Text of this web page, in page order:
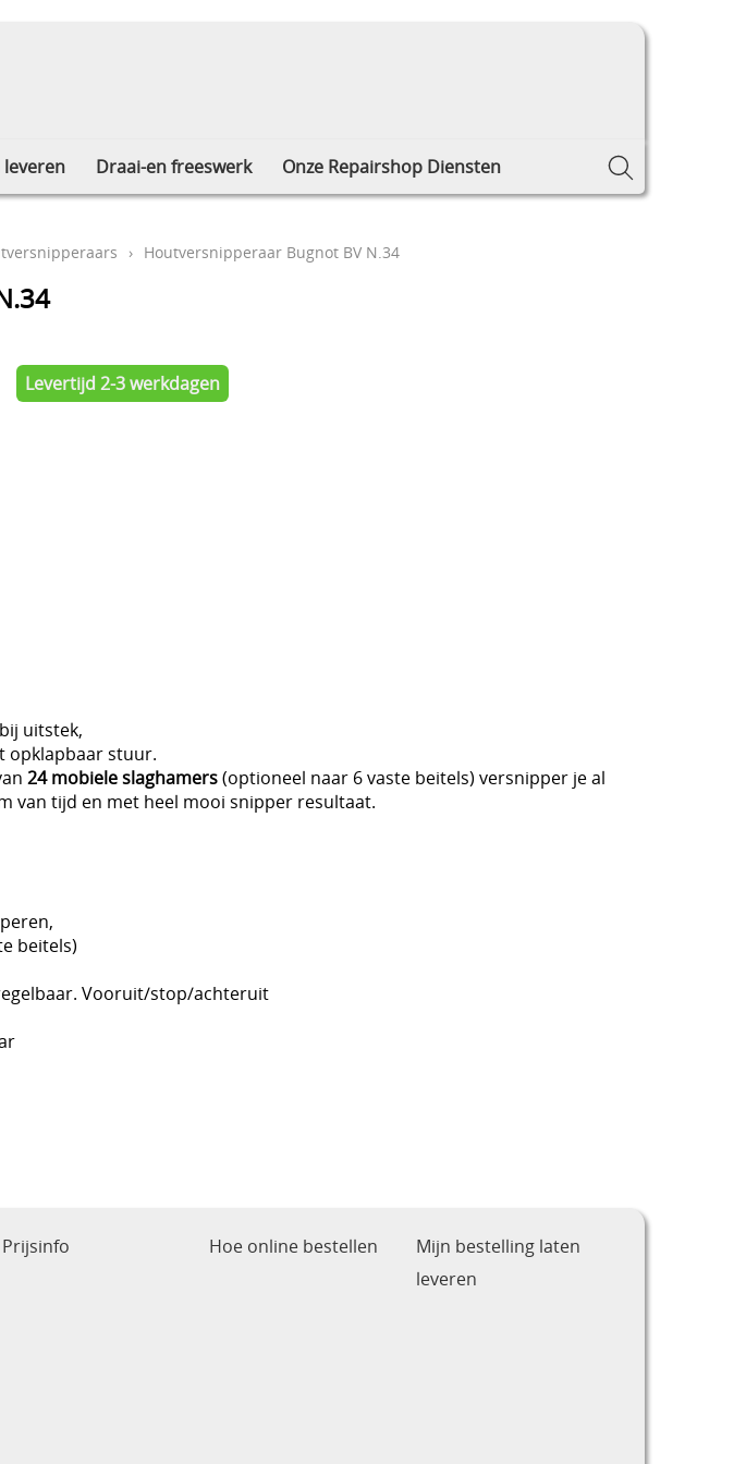
Draai-en freeswerk Onze Repairshop Diensten
› Houtversnipperaar Bugnot BV N.34
Levertijd 2-3 werkdagen
uitstek,
opklapbaar stuur.
24 mobiele slaghamers(optioneel naar 6 vaste beitels) versnipper je al
van tijd en met heel mooi snipper resultaat.
beitels)
Vooruit/stop/achteruit
Prijsinfo Hoe online bestellen
Mijn bestelling laten
leveren